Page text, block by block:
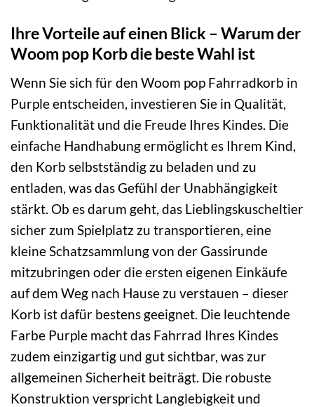
Ihre Vorteile auf einen Blick – Warum der
Woom pop Korb die beste Wahl ist
Wenn Sie sich für den Woom pop Fahrradkorb in
Purple entscheiden, investieren Sie in Qualität,
Funktionalität und die Freude Ihres Kindes. Die
einfache Handhabung ermöglicht es Ihrem Kind,
den Korb selbstständig zu beladen und zu
entladen, was das Gefühl der Unabhängigkeit
stärkt. Ob es darum geht, das Lieblingskuscheltier
sicher zum Spielplatz zu transportieren, eine
kleine Schatzsammlung von der Gassirunde
mitzubringen oder die ersten eigenen Einkäufe
auf dem Weg nach Hause zu verstauen – dieser
Korb ist dafür bestens geeignet. Die leuchtende
Farbe Purple macht das Fahrrad Ihres Kindes
zudem einzigartig und gut sichtbar, was zur
allgemeinen Sicherheit beiträgt. Die robuste
Konstruktion verspricht Langlebigkeit und